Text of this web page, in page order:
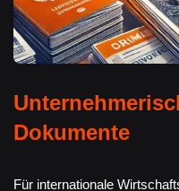
Dokumente
Für internationale